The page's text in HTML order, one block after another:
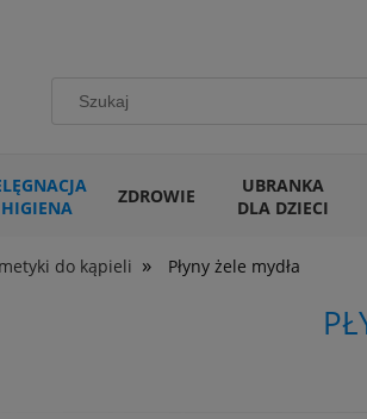
ZDROWIE
UBRANKA
DLA DZIECI
do kąpieli » Płyny żele mydła